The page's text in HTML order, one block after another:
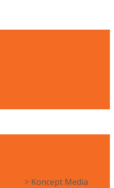
> Koncept Media